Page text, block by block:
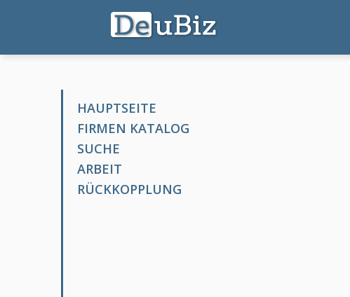
HAUPTSEITE
FIRMEN KATALOG
SUCHE
ARBEIT
RÜCKKOPPLUNG